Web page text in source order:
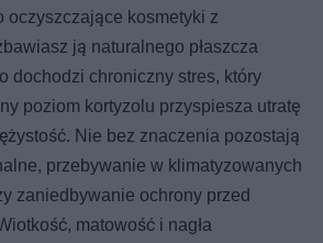
oczyszczające kosmetyki z
ją naturalnego płaszcza
dochodzi chroniczny stres, który
poziom kortyzolu przyspiesza utratę
Nie bez znaczenia pozostają
przebywanie w klimatyzowanych
zaniedbywanie ochrony przed
matowość i nagła